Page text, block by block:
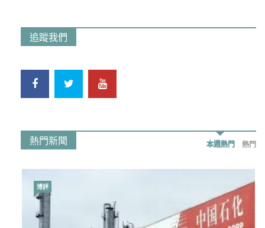
追蹤我們
熱門新聞 本週熱門 熱門
博評
時事政治